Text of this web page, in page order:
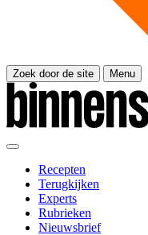
Zoek door de site Menu
Recepten
Terugkijken
Experts
Rubrieken
Nieuwsbrief